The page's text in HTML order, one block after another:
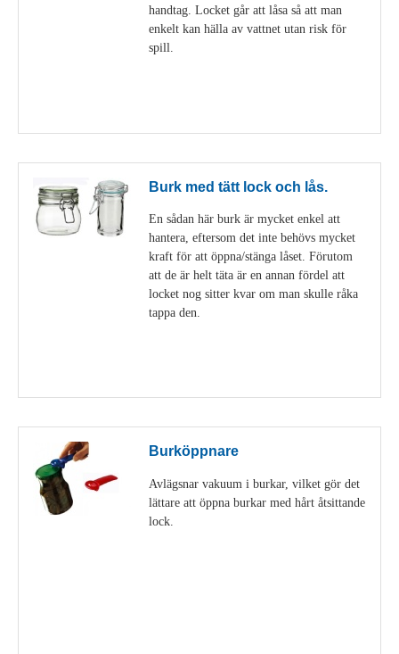
handtag. Locket går att låsa så att man
enkelt kan hälla av vattnet utan risk för
spill.
Burk med tätt lock och lås.
En sådan här burk är mycket enkel att
hantera, eftersom det inte behövs mycket
kraft för att öppna/stänga låset. Förutom
att de är helt täta är en annan fördel att
locket nog sitter kvar om man skulle råka
tappa den.
Burköppnare
Avlägsnar vakuum i burkar, vilket gör det
lättare att öppna burkar med hårt åtsittande
lock.